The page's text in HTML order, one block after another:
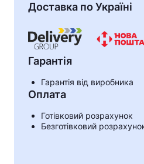
Доставка по Україні
Гарантія
Гарантія від виробника
Оплата
Готівковий розрахунок
Безготівковий